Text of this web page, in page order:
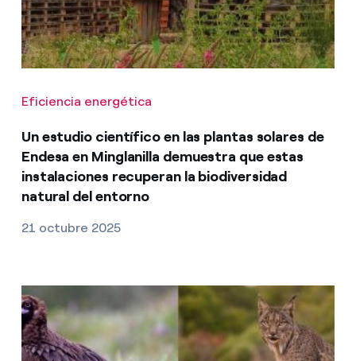
Eficiencia energética
Un estudio científico en las plantas solares de
Endesa en Minglanilla demuestra que estas
instalaciones recuperan la biodiversidad
natural del entorno
21 octubre 2025